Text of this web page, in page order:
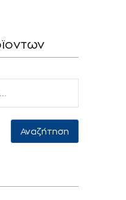
Αναζήτηση